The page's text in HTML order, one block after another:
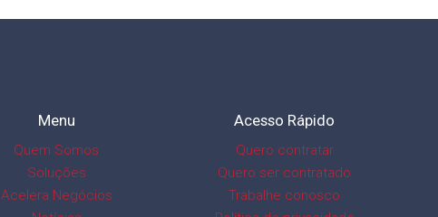
Menu
Quem Somos
Soluções
Acelera Negócios
Acesso Rápido
Quero contratar
Quero ser contratado
Trabalhe conosco